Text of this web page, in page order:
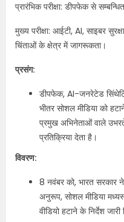
प्रारंभिक परीक्षा: डीपफेक से
मुख्य परीक्षा: आईटी, AI, साइबर
चिंताओं के क्षेत्र में जागरूकता।
प्रसंग:
डीपफेक, AI-जनरेटेड
भीतर सोशल मीडिया को
प्रमुख अभिनेताओं वाले
प्रतिक्रिया देता है।
विवरण:
8 नवंबर को, भारत सरकार
अनुरूप, सोशल मीडिया
वीडियो हटाने के निर्देश